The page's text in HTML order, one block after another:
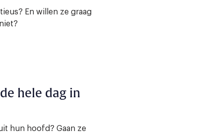
En willen ze graag
hele dag in
hun hoofd? Gaan ze